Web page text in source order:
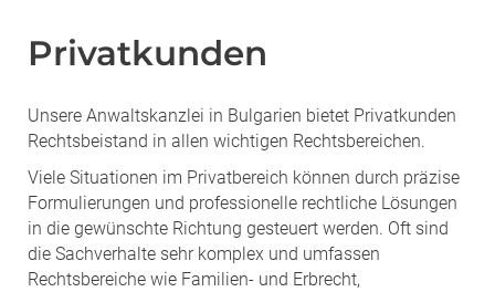
Privatkunden
Unsere Anwaltskanzlei in Bulgarien bietet Privatkunden
Rechtsbeistand in allen wichtigen Rechtsbereichen.
Viele Situationen im Privatbereich können durch präzise
Formulierungen und professionelle rechtliche Lösungen
in die gewünschte Richtung gesteuert werden. Oft sind
die Sachverhalte sehr komplex und umfassen
Rechtsbereiche wie Familien- und Erbrecht,